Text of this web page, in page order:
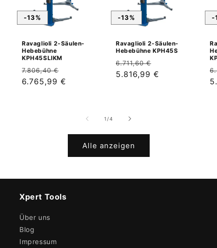
-13%
Ravaglioli 2-Säulen-
Hebebühne
KPH45SLIKM
Normaler
Preis
7.806,40 €
Verkaufspreis
6.765,99 €
-13%
Ravaglioli 2-Säulen-
Hebebühne KPH45S
Normaler
Preis
6.711,60 €
Verkaufspreis
5.816,99 €
-
1 /von
4
Alle anzeigen
Xpert Tools
Über uns
Blog
Impressum